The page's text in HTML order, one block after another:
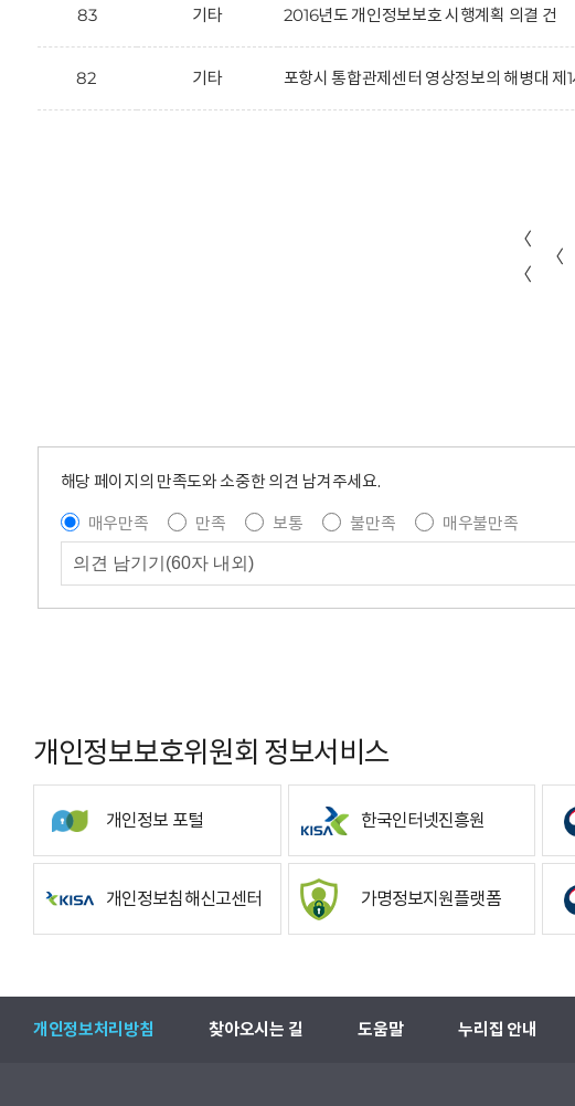
83 기타 2016년도 개인정보보호 시행계획 의결 건
82 기타 포항시 통합관제센터 영상정보의 해병대 제
〈
〈
〈
해당 페이지의 만족도와 소중한 의견 남겨주세요.
매우만족
만족 보통 불만족 매우불만족
개인정보보호위원회 정보서비스
개인정보 포털 한국인터넷진흥원
개인정보침해신고센터 가명정보지원플랫폼
개인정보처리방침 찾아오시는 길 도움말 누리집 안내